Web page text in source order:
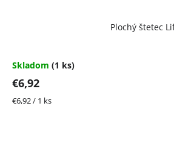
Plochý štetec
Skladom (1 ks)
€6,92
Jednotková
€6,92 / 1 ks